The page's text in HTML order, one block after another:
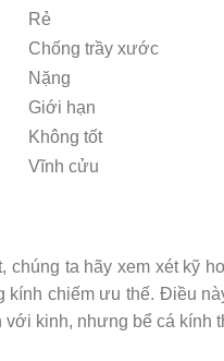
Rẻ
Chống trầy xước
Nặng
Giới hạn
Không tốt
Vĩnh cửu
chúng ta hãy xem xét kỹ
kính chiếm ưu thế. Điều
với kinh, nhưng bể cá kính